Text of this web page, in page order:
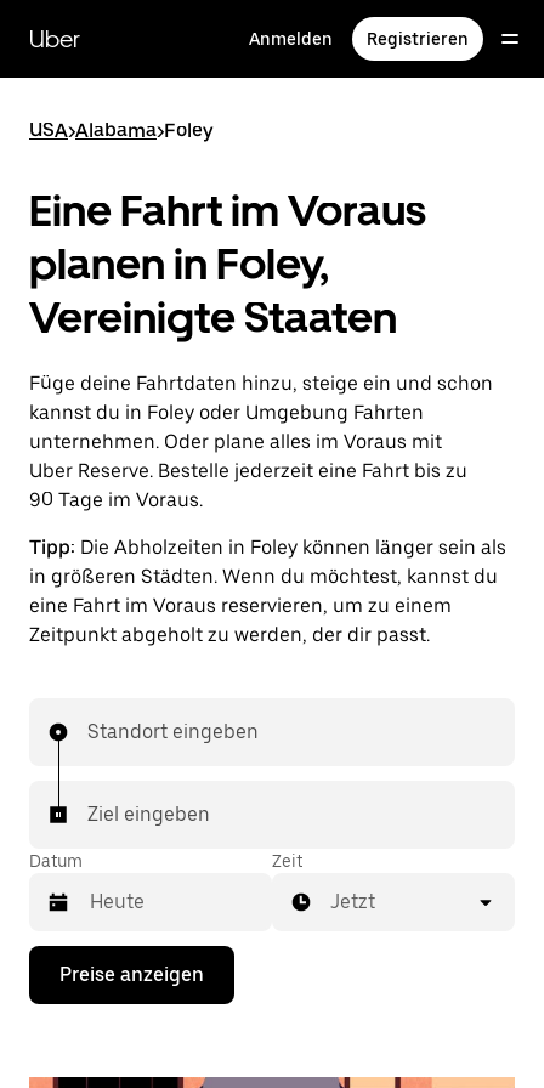
zum
Hauptinhalt
Uber Anmelden Registrieren
USA>Alabama>Foley
Eine Fahrt im Voraus
planen in Foley,
Vereinigte Staaten
Füge deine Fahrtdaten hinzu, steige ein und schon
kannst du in Foley oder Umgebung Fahrten
unternehmen. Oder plane alles im Voraus mit
Uber Reserve. Bestelle jederzeit eine Fahrt bis zu
90 Tage im Voraus.
Tipp: Die Abholzeiten in Foley können länger sein als
in größeren Städten. Wenn du möchtest, kannst du
eine Fahrt im Voraus reservieren, um zu einem
Zeitpunkt abgeholt zu werden, der dir passt.
Standort eingeben
Ziel eingeben
Datum
Drücke
Nach-
Zeit
Jetzt
Preise anzeigen